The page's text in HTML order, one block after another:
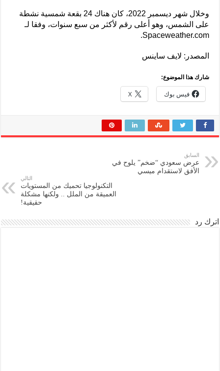
وخلال شهر ديسمبر 2022، كان هناك 24 بقعة شمسية نشطة
على الشمس، وهو أعلى رقم لأكثر من سبع سنوات، وفقا لـ
Spaceweather.com.
المصدر: لايف ساينس
شارك هذا الموضوع:
فيس بوك X
السابق
عرض سعودي “ضخم” يلوح في
الأفق لاستقدام ميسي
التالي
التكنولوجيا تحميك من المستويات
العميقة من الملل .. ولكنها مشكلة
حقيقية!
اترك رد